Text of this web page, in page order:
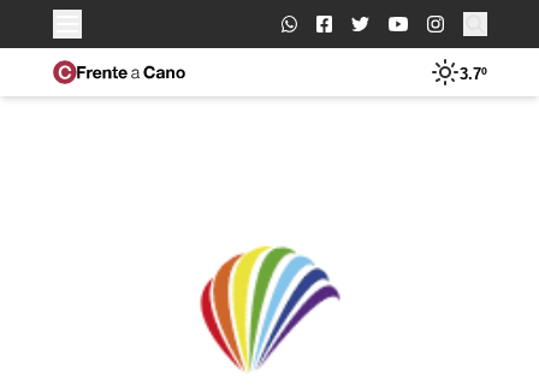
Buscar:
3.7º